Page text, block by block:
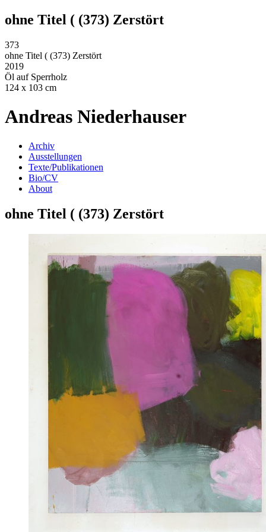
ohne Titel ( (373) Zerstört
373
ohne Titel ( (373) Zerstört
2019
Öl auf Sperrholz
124 x 103 cm
Andreas Niederhauser
Archiv
Ausstellungen
Texte/Publikationen
Bio/CV
About
ohne Titel ( (373) Zerstört